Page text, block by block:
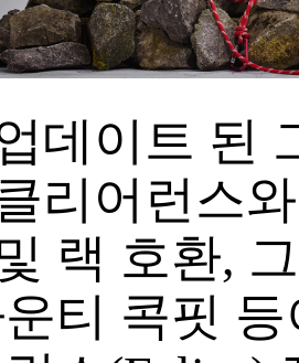
데이트 된
리어런스
랙 호환,
티 콕핏